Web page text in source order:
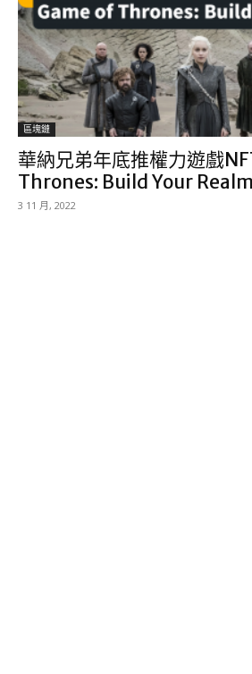
區塊鏈
華納兄弟年底推權力遊戲
Thrones: Build Your Realm
3 11 月, 2022